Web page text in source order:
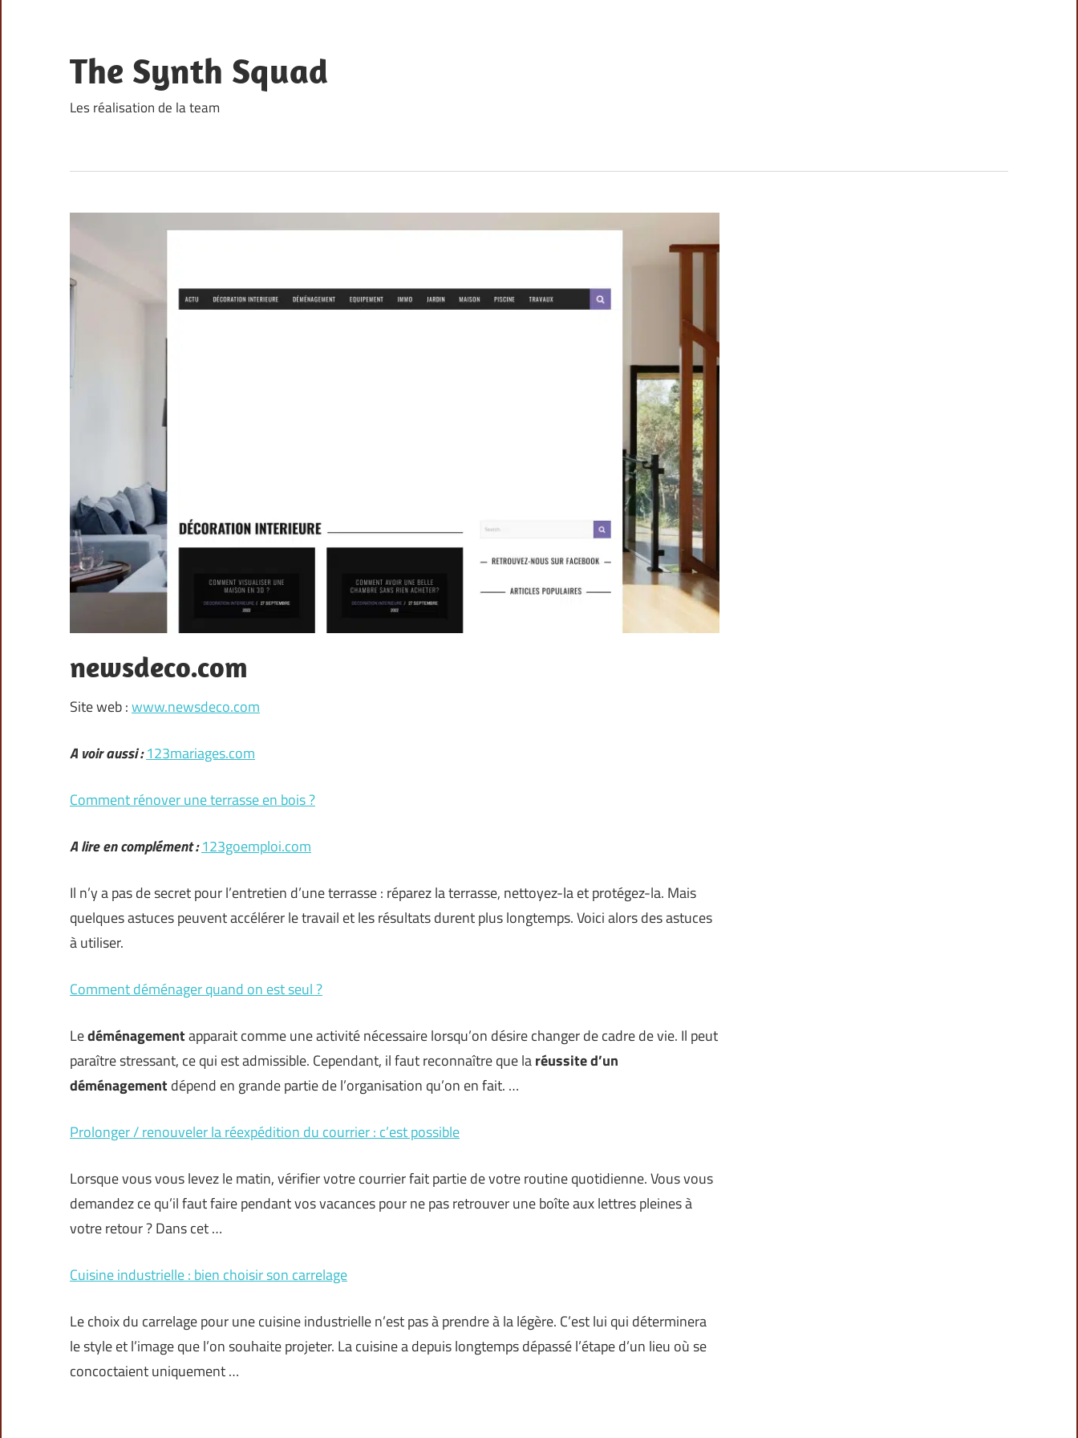
content
The Synth Squad
Les réalisation de la team
newsdeco.com
Site web :www.newsdeco.com
A voir aussi : 123mariages.com
Comment rénover une terrasse en bois ?
A lire en complément : 123goemploi.com
Il n’y a pas de secret pour l’entretien d’une terrasse : réparez la terrasse, nettoyez-la et protégez-la. Mais
quelques astuces peuvent accélérer le travail et les résultats durent plus longtemps. Voici alors des astuces
à utiliser.
Comment déménager quand on est seul ?
Ledéménagementapparait comme une activité nécessaire lorsqu’on désire changer de cadre de vie. Il peut
paraître stressant, ce qui est admissible. Cependant, il faut reconnaître que laréussite d’un
déménagement dépend en grande partie de l’organisation qu’on en fait. …
Prolonger / renouveler la réexpédition du courrier : c’est possible
Lorsque vous vous levez le matin, vérifier votre courrier fait partie de votre routine quotidienne. Vous vous
demandez ce qu’il faut faire pendant vos vacances pour ne pas retrouver une boîte aux lettres pleines à
votre retour ? Dans cet …
Cuisine industrielle : bien choisir son carrelage
Le choix du carrelage pour une cuisine industrielle n’est pas à prendre à la légère. C’est lui qui déterminera
le style et l’image que l’on souhaite projeter. La cuisine a depuis longtemps dépassé l’étape d’un lieu où se
concoctaient uniquement …